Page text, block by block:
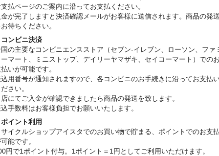
払ページのご案内に沿ってお支払ください。
が完了しますと決済確認メールがお客様に送信されます。商品の発
待ちください。
ンビニ決済
の主要なコンビニエンスストア（セブン-イレブン、ローソン、ファ
マート、ミニストップ、デイリーヤマザキ、セイコーマート）での
いが可能です。
用番号が通知されますので、各コンビニのお手続きに沿ってお支払
さい。
にてご入金が確認できましたら商品の発送を致します。
手数料はお客様負担でお願いいたします。
イント利用
イクルショップアイスタでのお買い物で貯まる、ポイントでのお支
能です。
円で1ポイント付与。1ポイント＝1円としてご利用いただけます。